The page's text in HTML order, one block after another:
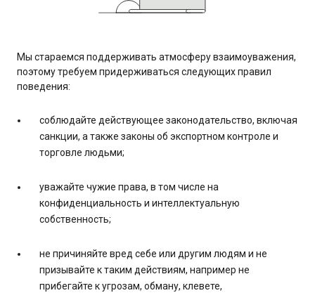
Мы стараемся поддерживать атмосферу взаимоуважения,
поэтому требуем придерживаться следующих правил
поведения:
соблюдайте действующее законодательство, включая
санкции, а также законы об экспортном контроле и
торговле людьми;
уважайте чужие права, в том числе на
конфиденциальность и интеллектуальную
собственность;
не причиняйте вред себе или другим людям и не
призывайте к таким действиям, например не
прибегайте к угрозам, обману, клевете,